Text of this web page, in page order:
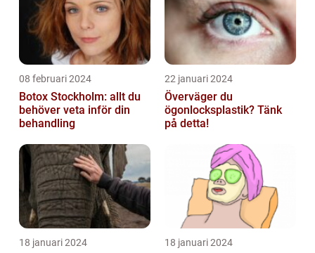
08 februari 2024
Botox Stockholm: allt du
behöver veta inför din
behandling
22 januari 2024
Överväger du
ögonlocksplastik? Tänk
på detta!
18 januari 2024 18 januari 2024